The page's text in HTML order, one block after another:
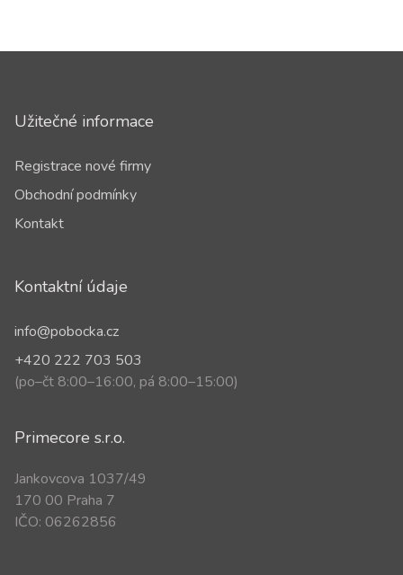
Užitečné informace
Registrace nové firmy
Obchodní podmínky
Kontakt
Kontaktní údaje
info@pobocka.cz
+420 222 703 503
(po–čt 8:00–16:00, pá 8:00–15:00)
Primecore s.r.o.
Jankovcova 1037/49
170 00 Praha 7
IČO: 06262856